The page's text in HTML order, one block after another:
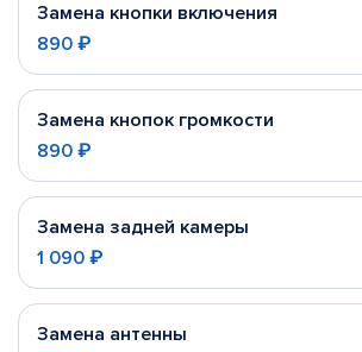
Замена кнопки включения
890 ₽
Замена кнопок громкости
890 ₽
Замена задней камеры
1 090 ₽
Замена антенны